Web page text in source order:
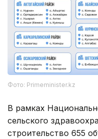
Фото: Рrimeminister.kz
В рамках
сельского
строительство 655